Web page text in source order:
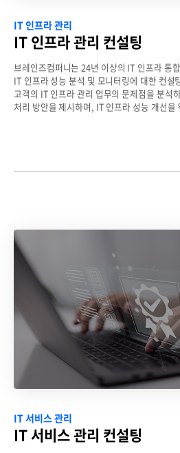
IT 인프라 관리
IT 인프라 관리 컨설팅
브레인즈컴퍼니는 24년 이상의 IT 인프라 통
IT 인프라 성능 분석 및 모니터링에 대한 컨설
고객의 IT 인프라 관리 업무의 문제점을 분석
처리 방안을 제시하며, IT 인프라 성능 개선을
IT 서비스 관리
IT 서비스 관리 컨설팅